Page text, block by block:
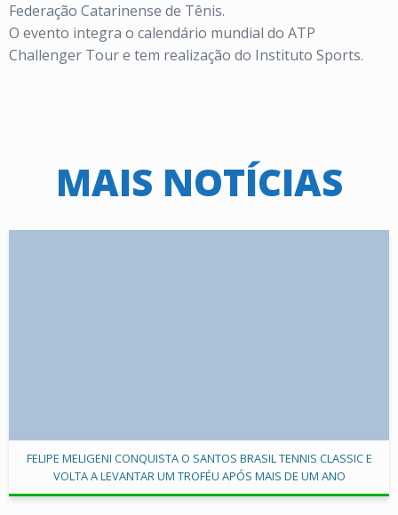
Federação Catarinense de Tênis.
O evento integra o calendário mundial do ATP
Challenger Tour e tem realização do Instituto Sports.
MAIS NOTÍCIAS
FELIPE MELIGENI CONQUISTA O SANTOS BRASIL TENNIS CLASSIC E
VOLTA A LEVANTAR UM TROFÉU APÓS MAIS DE UM ANO